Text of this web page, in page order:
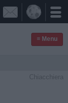

≡ Menu
Chiacchiera